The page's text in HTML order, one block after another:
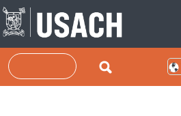
Skip to main content
Search